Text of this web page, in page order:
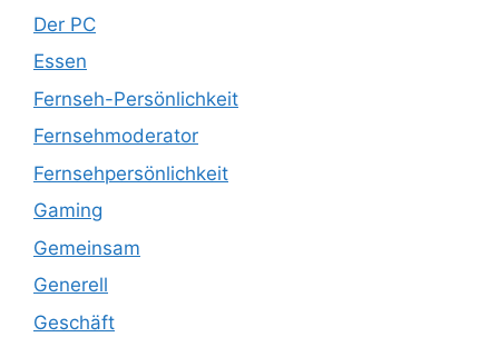
Der PC
Essen
Fernseh-Persönlichkeit
Fernsehmoderator
Fernsehpersönlichkeit
Gaming
Gemeinsam
Generell
Geschäft